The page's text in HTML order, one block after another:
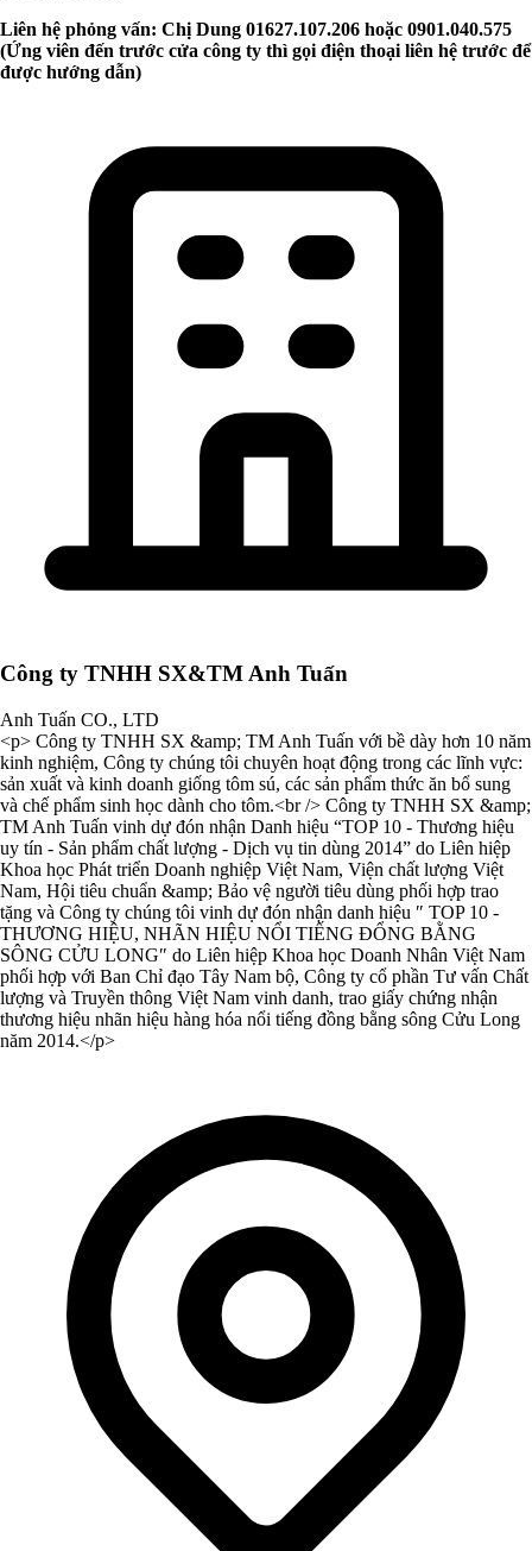
Liên hệ phỏng vấn: Chị Dung 01627.107.206 hoặc 0901.040.575
(Ứng viên đến trước cửa công ty thì gọi điện thoại liên hệ trước để
được hướng dẫn)
Công ty TNHH SX&TM Anh Tuấn
Anh Tuấn CO., LTD
<p> Công ty TNHH SX &amp; TM Anh Tuấn với bề dày hơn 10 năm
kinh nghiệm, Công ty chúng tôi chuyên hoạt động trong các lĩnh vực:
sản xuất và kinh doanh giống tôm sú, các sản phẩm thức ăn bổ sung
và chế phẩm sinh học dành cho tôm.<br /> Công ty TNHH SX &amp;
TM Anh Tuấn vinh dự đón nhận Danh hiệu “TOP 10 - Thương hiệu
uy tín - Sản phẩm chất lượng - Dịch vụ tin dùng 2014” do Liên hiệp
Khoa học Phát triển Doanh nghiệp Việt Nam, Viện chất lượng Việt
Nam, Hội tiêu chuẩn &amp; Bảo vệ người tiêu dùng phối hợp trao
tặng và Công ty chúng tôi vinh dự đón nhận danh hiệu ″ TOP 10 -
THƯƠNG HIỆU, NHÃN HIỆU NỔI TIẾNG ĐỔNG BẰNG
SÔNG CỬU LONG″ do Liên hiệp Khoa học Doanh Nhân Việt Nam
phối hợp với Ban Chỉ đạo Tây Nam bộ, Công ty cổ phần Tư vấn Chất
lượng và Truyền thông Việt Nam vinh danh, trao giấy chứng nhận
thương hiệu nhãn hiệu hàng hóa nổi tiếng đồng bằng sông Cửu Long
năm 2014.</p>